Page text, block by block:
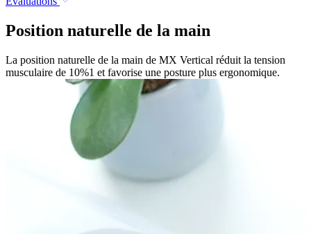
Position naturelle de la main
La position naturelle de la main de MX Vertical réduit la tension
musculaire de 10%1 et favorise une posture plus ergonomique.